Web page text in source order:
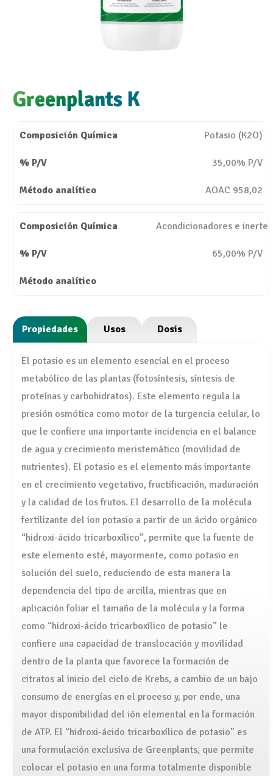
Greenplants K
Potasio (K2O)
35,00% P/V
AOAC 958,02
Acondicionadores e inertes
65,00% P/V
Propiedades Usos Dosis
El potasio es un elemento esencial en el proceso
metabólico de las plantas (fotosíntesis, síntesis de
proteínas y carbohidratos). Este elemento regula la
presión osmótica como motor de la turgencia celular, lo
que le confiere una importante incidencia en el balance
de agua y crecimiento meristemático (movilidad de
nutrientes). El potasio es el elemento más importante
en el crecimiento vegetativo, fructificación, maduración
y la calidad de los frutos. El desarrollo de la molécula
fertilizante del ion potasio a partir de un ácido orgánico
“hidroxi-ácido tricarboxílico”, permite que la fuente de
este elemento esté, mayormente, como potasio en
solución del suelo, reduciendo de esta manera la
dependencia del tipo de arcilla, mientras que en
aplicación foliar el tamaño de la molécula y la forma
como “hidroxi-ácido tricarboxílico de potasio” le
confiere una capacidad de translocación y movilidad
dentro de la planta que favorece la formación de
citratos al inicio del ciclo de Krebs, a cambio de un bajo
consumo de energías en el proceso y, por ende, una
mayor disponibilidad del ión elemental en la formación
de ATP. El “hidroxi-ácido tricarboxílico de potasio” es
una formulación exclusiva de Greenplants, que permite
colocar el potasio en una forma totalmente disponible